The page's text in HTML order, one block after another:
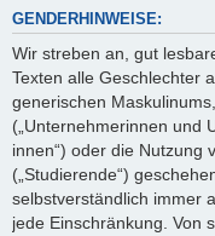
GENDERHINWEISE:
Wir streben an, gut
Texten alle Geschlechter
generischen
(„Unternehmerinnen und
innen“) oder die Nutzung
(„Studierende“)
selbstverständlich immer
jede Einschränkung. Von